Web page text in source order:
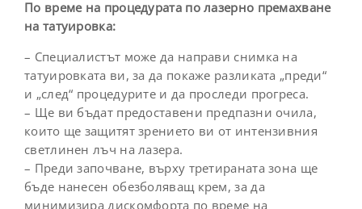
По време на процедурата по лазерно премахване
на татуировка:
– Специалистът може да направи снимка на
татуировката ви, за да покаже разликата „преди“
и „след“ процедурите и да проследи прогреса.
– Ще ви бъдат предоставени предпазни очила,
които ще защитят зрението ви от интензивния
светлинен лъч на лазера.
– Преди започване, върху третираната зона ще
бъде нанесен обезболяващ крем, за да
минимизира дискомфорта по време на